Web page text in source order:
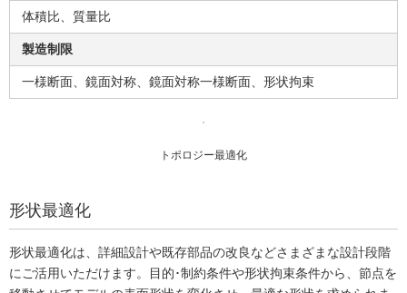
体積比、質量比
製造制限
一様断面、鏡面対称、鏡面対称一様断面、形状拘束
トポロジー最適化
形状最適化
形状最適化は、詳細設計や既存部品の改良などさまざまな設計段階
にご活用いただけます。目的･制約条件や形状拘束条件から、節点を